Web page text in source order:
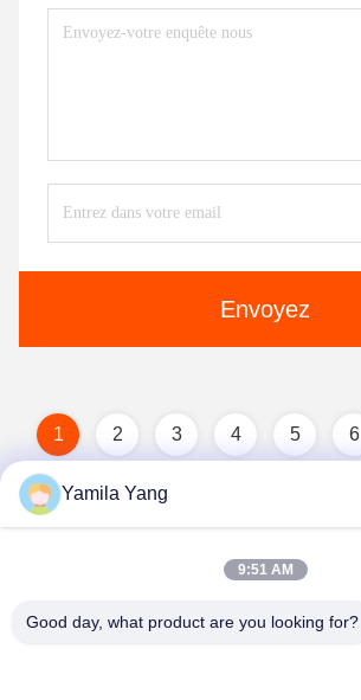
Envoyez
1 2 3 4 5 6
Yamila Yang
9:51 AM
Good day, what product are you looking for?